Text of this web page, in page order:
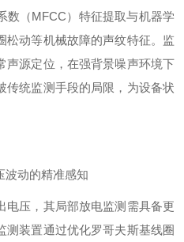
数（MFCC）特征提取与机器学
松动等机械故障的声纹特征。监
声源定位，在强背景噪声环境下
传统监测手段的局限，为设备状
波动的精准感知
电压，其局部放电监测需具备更
测装置通过优化罗哥夫斯基线圈